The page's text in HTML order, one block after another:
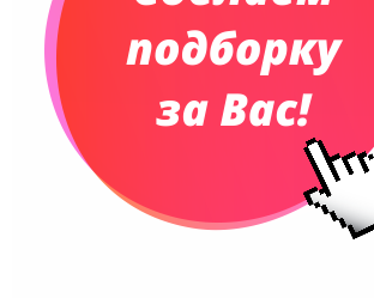
Сумки для планшетов и ноутбуков
Рюкзаки
Конференц-сумки
Сумки для покупок промо
Несессеры и косметички
Сумки дорожные